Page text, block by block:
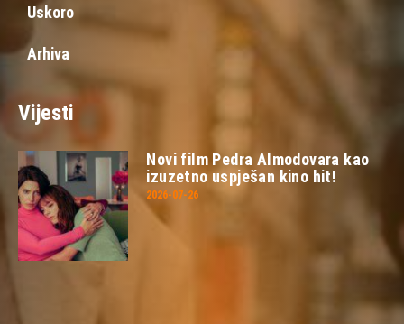
Uskoro
Arhiva
Vijesti
Novi film Pedra Almodovara kao
izuzetno uspješan kino hit!
2026-07-26